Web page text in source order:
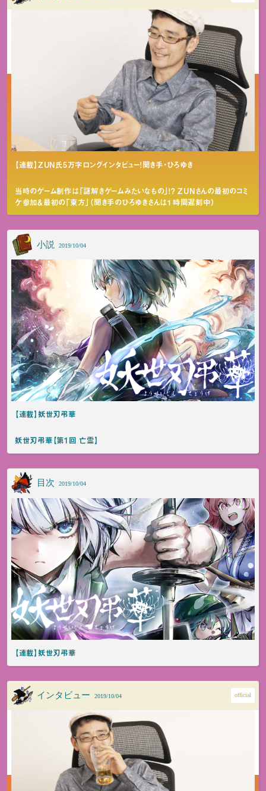
【連載】ZUN氏5万字ロングインタビュー！聞き手・ひろゆき
当時のゲーム制作は「謎解きゲームみたいなもの」！？ ZUNさんの最初のコミ
ケ参加＆最初の「東方」（聞き手のひろゆきさんは１時間遅刻中）
小説 2019/10/04
【連載】妖世刃弔華
妖世刃弔華【第1回 亡霊】
目次 2019/10/04
【連載】妖世刃弔華
インタビュー 2019/10/04 official